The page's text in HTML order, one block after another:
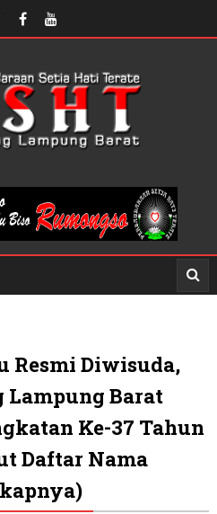
Resmi Diwisuda,
Lampung Barat
Ke-37 Tahun
Daftar Nama